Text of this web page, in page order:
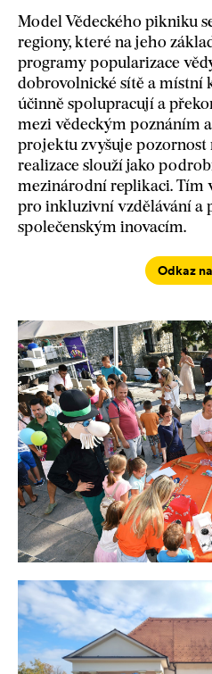
Model Vědeckého pikniku
regiony, které na jeho
programy popularizace
dobrovolnické sítě a
účinně spolupracují a
mezi vědeckým poznáním
projektu zvyšuje pozornost
realizace slouží jako
mezinárodní replikaci. Tím
pro inkluzivní vzdělávání a
společenským inovacím.
Odkaz